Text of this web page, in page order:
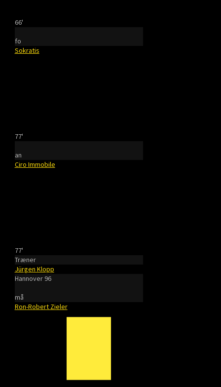
66'
fo
Sokratis
77'
an
Ciro Immobile
77'
Træner
Jürgen Klopp
Hannover 96
må
Ron-Robert Zieler